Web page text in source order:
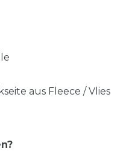
aus Fleece / Vlies